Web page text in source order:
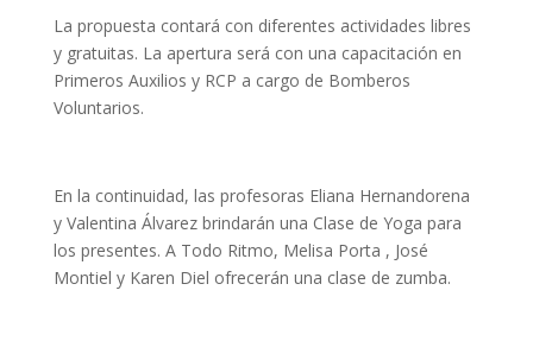
La propuesta contará con diferentes actividades libres
y gratuitas. La apertura será con una capacitación en
Primeros Auxilios y RCP a cargo de Bomberos
Voluntarios.
En la continuidad, las profesoras Eliana Hernandorena
y Valentina Álvarez brindarán una Clase de Yoga para
los presentes. A Todo Ritmo, Melisa Porta , José
Montiel y Karen Diel ofrecerán una clase de zumba.